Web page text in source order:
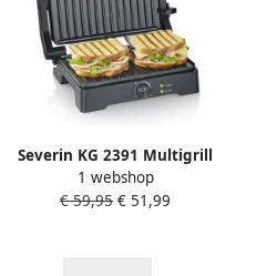
Severin KG 2391 Multigrill
XL Contactgrill 180˚
Uitklapbaar Regelbare
1 webshop
€ 59,95 € 51,99